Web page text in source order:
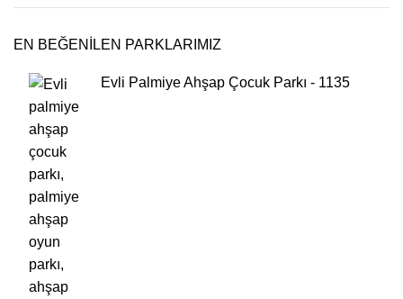
EN BEĞENİLEN PARKLARIMIZ
Evli Palmiye Ahşap Çocuk Parkı - 1135